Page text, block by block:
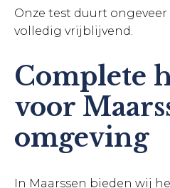
Onze test duurt
volledig vrijblijvend.
Complete
voor
omgeving
In Maarssen bieden wij